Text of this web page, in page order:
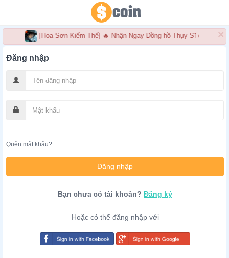
[Hoa Sơn Kiếm Thế] 🔥 Nhận Ngay Đồng hồ Thụy Sĩ cao cấp 🔥
×
Đăng nhập
Quên mật khẩu?
Bạn chưa có tài khoản? Đăng ký
Hoặc có thể đăng nhập với